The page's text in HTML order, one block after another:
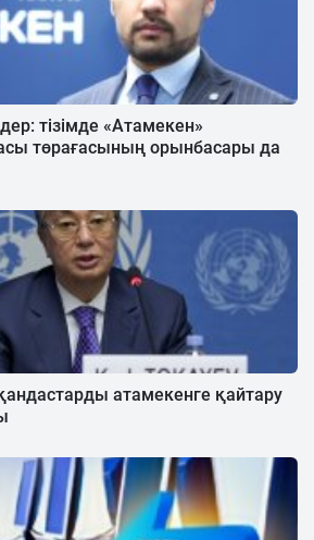
тізімде «Атамекен»
төрағасының орынбасары да
атамекенге қайтару